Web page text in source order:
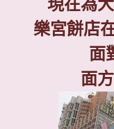
現在為
樂宮餅店
面
面